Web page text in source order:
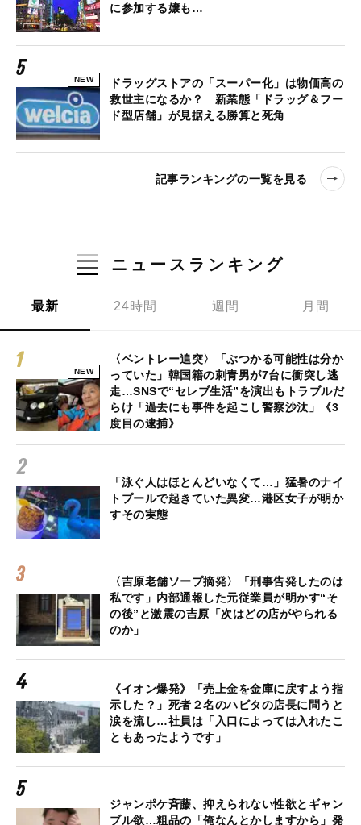
に参加する嬢も…
NEW
ドラッグストアの「スーパー化」は物価高の
救世主になるか？ 新業態「ドラッグ＆フー
ド型店舗」が見据える勝算と死角
記事ランキングの一覧を見る
ニュースランキング
最新 24時間 週間 月間
NEW
〈ベントレー追突〉「ぶつかる可能性は分か
っていた」韓国籍の刺青男が7台に衝突し逃
走…SNSで“セレブ生活”を演出もトラブルだ
らけ「過去にも事件を起こし警察沙汰」《3
度目の逮捕》
「泳ぐ人はほとんどいなくて…」猛暑のナイ
トプールで起きていた異変…港区女子が明か
すその実態
〈吉原老舗ソープ摘発〉「刑事告発したのは
私です」内部通報した元従業員が明かす“そ
の後”と激震の吉原「次はどの店がやられる
のか」
《イオン爆発》「売上金を金庫に戻すよう指
示した？」死者２名のハビタの店長に問うと
涙を流し…社員は「入口によっては入れたこ
ともあったようです」
ジャンポケ斉藤、抑えられない性欲とギャン
ブル欲…粗品の「俺なんとかしますから」発